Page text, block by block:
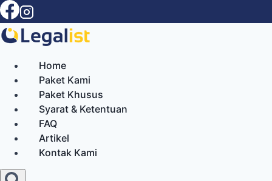
Skip
to
content
Home
Paket Kami
Paket Khusus
Syarat & Ketentuan
FAQ
Artikel
Kontak Kami